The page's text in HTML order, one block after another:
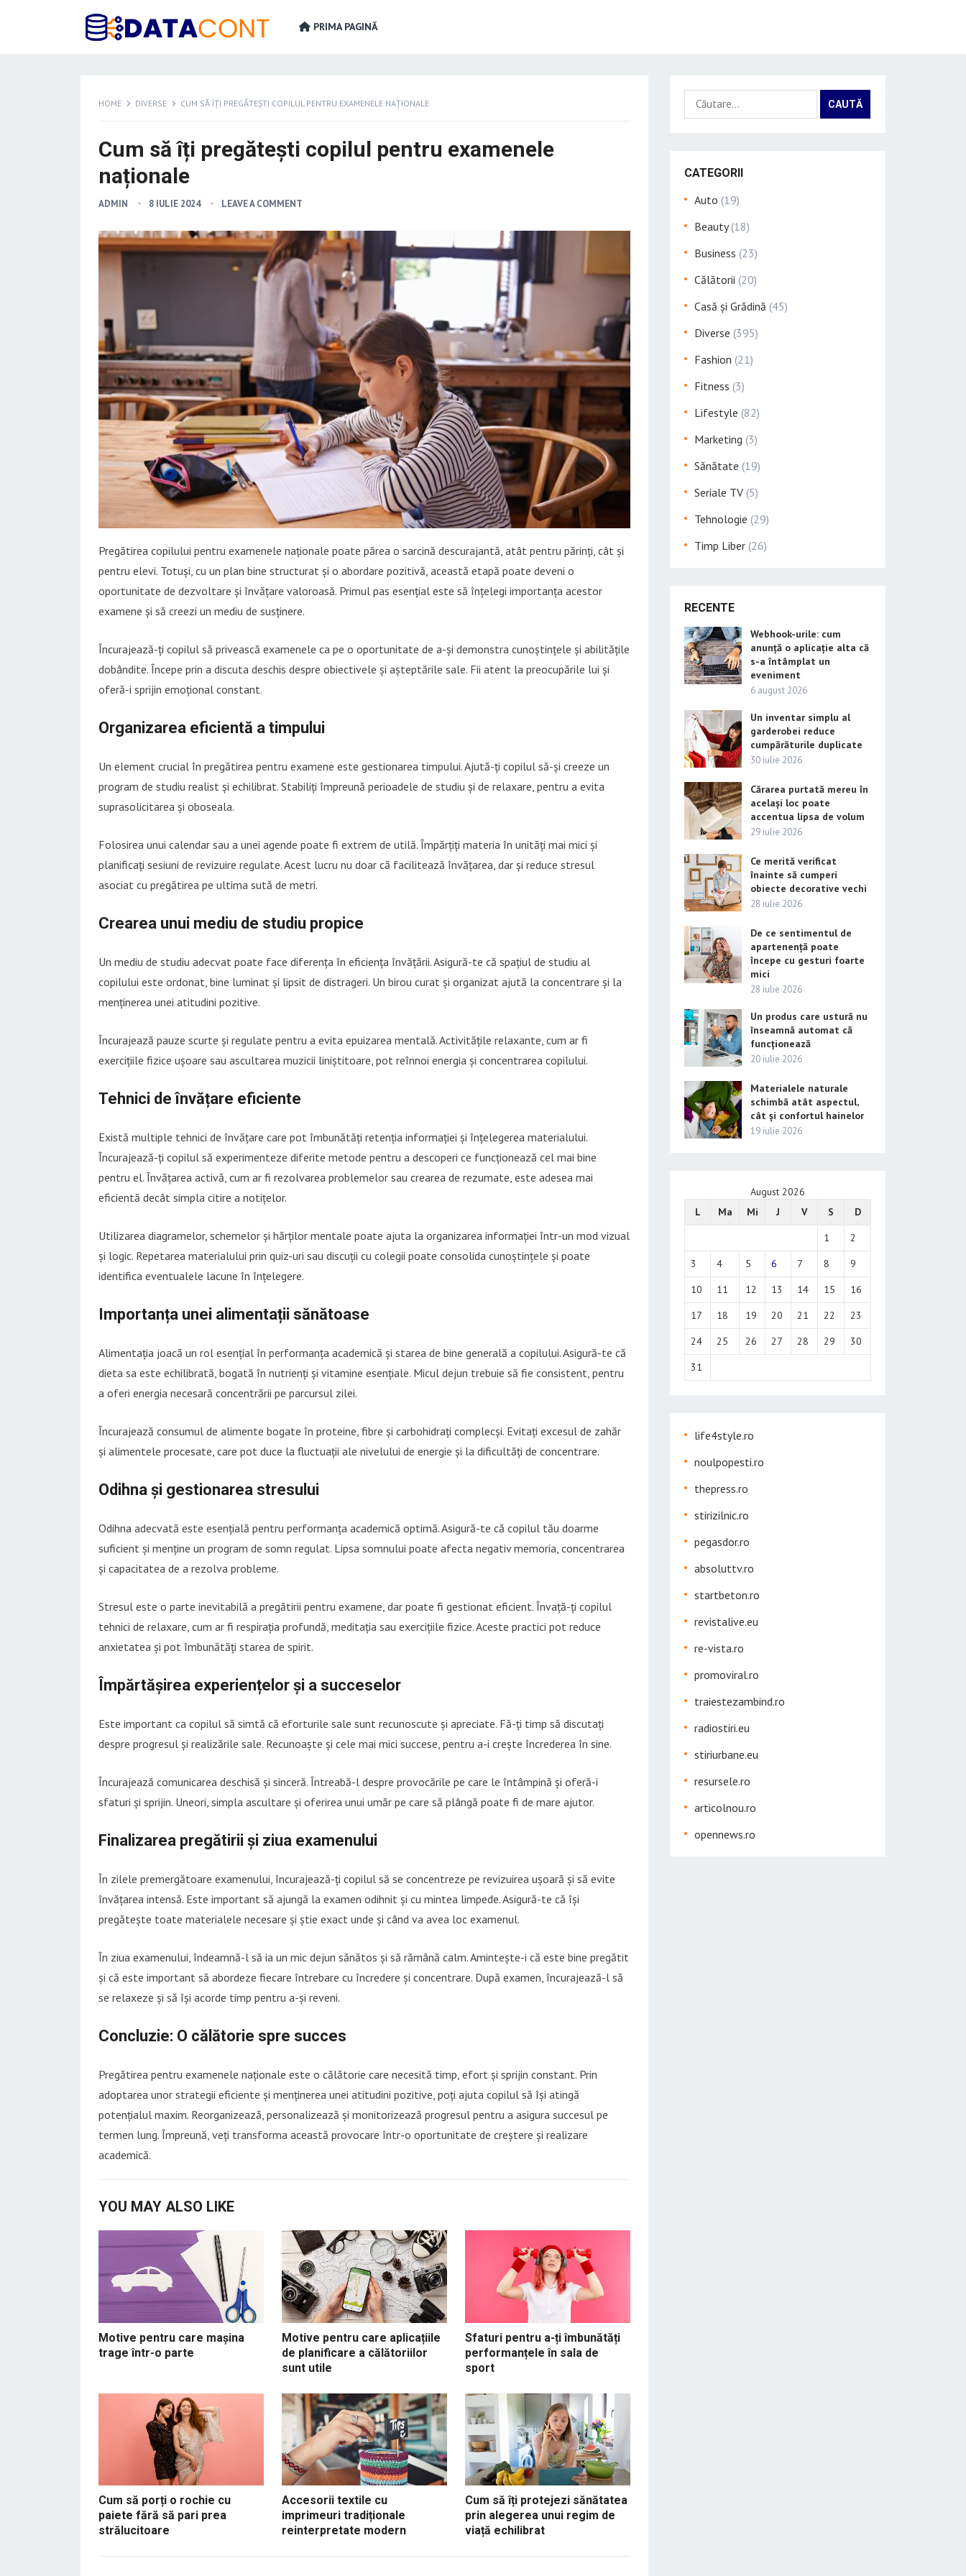
PRIMA PAGINĂ
HOME DIVERSE CUM SĂ ÎȚI PREGĂTEȘTI COPILUL PENTRU EXAMENELE NAȚIONALE
Cum să îți pregătești copilul pentru examenele
naționale
ADMIN 8 IULIE 2024 LEAVE A COMMENT
Pregătirea copilului pentru examenele naționale poate părea o sarcină descurajantă, atât pentru părinți, cât și
pentru elevi. Totuși, cu un plan bine structurat și o abordare pozitivă, această etapă poate deveni o
oportunitate de dezvoltare și învățare valoroasă. Primul pas esențial este să înțelegi importanța acestor
examene și să creezi un mediu de susținere.
Încurajează-ți copilul să privească examenele ca pe o oportunitate de a-și demonstra cunoștințele și abilitățile
dobândite. Începe prin a discuta deschis despre obiectivele și așteptările sale. Fii atent la preocupările lui și
oferă-i sprijin emoțional constant.
Organizarea eficientă a timpului
Un element crucial în pregătirea pentru examene este gestionarea timpului. Ajută-ți copilul să-și creeze un
program de studiu realist și echilibrat. Stabiliți împreună perioadele de studiu și de relaxare, pentru a evita
suprasolicitarea și oboseala.
Folosirea unui calendar sau a unei agende poate fi extrem de utilă. Împărțiți materia în unități mai mici și
planificați sesiuni de revizuire regulate. Acest lucru nu doar că facilitează învățarea, dar și reduce stresul
asociat cu pregătirea pe ultima sută de metri.
Crearea unui mediu de studiu propice
Un mediu de studiu adecvat poate face diferența în eficiența învățării. Asigură-te că spațiul de studiu al
copilului este ordonat, bine luminat și lipsit de distrageri. Un birou curat și organizat ajută la concentrare și la
menținerea unei atitudini pozitive.
Încurajează pauze scurte și regulate pentru a evita epuizarea mentală. Activitățile relaxante, cum ar fi
exercițiile fizice ușoare sau ascultarea muzicii liniștitoare, pot reînnoi energia și concentrarea copilului.
Tehnici de învățare eficiente
Există multiple tehnici de învățare care pot îmbunătăți retenția informației și înțelegerea materialului.
Încurajează-ți copilul să experimenteze diferite metode pentru a descoperi ce funcționează cel mai bine
pentru el. Învățarea activă, cum ar fi rezolvarea problemelor sau crearea de rezumate, este adesea mai
eficientă decât simpla citire a notițelor.
Utilizarea diagramelor, schemelor și hărților mentale poate ajuta la organizarea informației într-un mod vizual
și logic. Repetarea materialului prin quiz-uri sau discuții cu colegii poate consolida cunoștințele și poate
identifica eventualele lacune în înțelegere.
Importanța unei alimentații sănătoase
Alimentația joacă un rol esențial în performanța academică și starea de bine generală a copilului. Asigură-te că
dieta sa este echilibrată, bogată în nutrienți și vitamine esențiale. Micul dejun trebuie să fie consistent, pentru
a oferi energia necesară concentrării pe parcursul zilei.
Încurajează consumul de alimente bogate în proteine, fibre și carbohidrați complecși. Evitați excesul de zahăr
și alimentele procesate, care pot duce la fluctuații ale nivelului de energie și la dificultăți de concentrare.
Odihna și gestionarea stresului
Odihna adecvată este esențială pentru performanța academică optimă. Asigură-te că copilul tău doarme
suficient și menține un program de somn regulat. Lipsa somnului poate afecta negativ memoria, concentrarea
și capacitatea de a rezolva probleme.
Stresul este o parte inevitabilă a pregătirii pentru examene, dar poate fi gestionat eficient. Învață-ți copilul
tehnici de relaxare, cum ar fi respirația profundă, meditația sau exercițiile fizice. Aceste practici pot reduce
anxietatea și pot îmbunătăți starea de spirit.
Împărtășirea experiențelor și a succeselor
Este important ca copilul să simtă că eforturile sale sunt recunoscute și apreciate. Fă-ți timp să discutați
despre progresul și realizările sale. Recunoaște și cele mai mici succese, pentru a-i crește încrederea în sine.
Încurajează comunicarea deschisă și sinceră. Întreabă-l despre provocările pe care le întâmpină și oferă-i
sfaturi și sprijin. Uneori, simpla ascultare și oferirea unui umăr pe care să plângă poate fi de mare ajutor.
Finalizarea pregătirii și ziua examenului
În zilele premergătoare examenului, încurajează-ți copilul să se concentreze pe revizuirea ușoară și să evite
învățarea intensă. Este important să ajungă la examen odihnit și cu mintea limpede. Asigură-te că își
pregătește toate materialele necesare și știe exact unde și când va avea loc examenul.
În ziua examenului, îndeamnă-l să ia un mic dejun sănătos și să rămână calm. Amintește-i că este bine pregătit
și că este important să abordeze fiecare întrebare cu încredere și concentrare. După examen, încurajează-l să
se relaxeze și să își acorde timp pentru a-și reveni.
Concluzie: O călătorie spre succes
Pregătirea pentru examenele naționale este o călătorie care necesită timp, efort și sprijin constant. Prin
adoptarea unor strategii eficiente și menținerea unei atitudini pozitive, poți ajuta copilul să își atingă
potențialul maxim. Reorganizează, personalizează și monitorizează progresul pentru a asigura succesul pe
termen lung. Împreună, veți transforma această provocare într-o oportunitate de creștere și realizare
academică.
YOU MAY ALSO LIKE
Motive pentru care mașina
trage într-o parte
Motive pentru care aplicațiile
de planificare a călătoriilor
sunt utile
Sfaturi pentru a-ți îmbunătăți
performanțele în sala de
sport
Cum să porți o rochie cu
paiete fără să pari prea
strălucitoare
Accesorii textile cu
imprimeuri tradiționale
reinterpretate modern
Cum să îți protejezi sănătatea
prin alegerea unui regim de
viață echilibrat
Caută
după:
CATEGORII
Auto (19)
Beauty(18)
Business (23)
Călătorii (20)
Casă și Grădină (45)
Diverse (395)
Fashion (21)
Fitness (3)
Lifestyle (82)
Marketing (3)
Sănătate (19)
Seriale TV (5)
Tehnologie (29)
Timp Liber (26)
RECENTE
Webhook-urile: cum
anunță o aplicație alta că
s-a întâmplat un
eveniment
6 august 2026
Un inventar simplu al
garderobei reduce
cumpărăturile duplicate
30 iulie 2026
Cărarea purtată mereu în
același loc poate
accentua lipsa de volum
29 iulie 2026
Ce merită verificat
înainte să cumperi
obiecte decorative vechi
28 iulie 2026
De ce sentimentul de
apartenență poate
începe cu gesturi foarte
mici
28 iulie 2026
Un produs care ustură nu
înseamnă automat că
funcționează
20 iulie 2026
Materialele naturale
schimbă atât aspectul,
cât și confortul hainelor
19 iulie 2026
August 2026
L
Ma Mi J V S
D
1
2
3
4 5 6 7 8
9
10
11 12 13 14 15
16
17
18 19 20 21 22
23
24
25 26 27 28 29
30
31
life4style.ro
noulpopesti.ro
thepress.ro
stirizilnic.ro
pegasdor.ro
absoluttv.ro
startbeton.ro
revistalive.eu
re-vista.ro
promoviral.ro
traiestezambind.ro
radiostiri.eu
stiriurbane.eu
resursele.ro
articolnou.ro
opennews.ro